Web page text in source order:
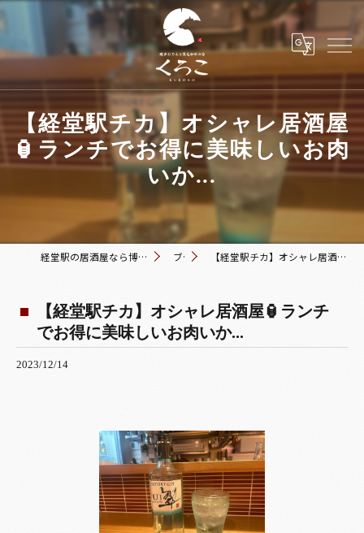
【経堂駅チカ】オシャレ居酒屋
🏮ランチでお得に美味しいお肉
いか...
経堂駅の居酒屋なら博多おでんと黒毛和牛の店 くろこ ブログ 【経堂駅チカ】オシャレ居酒屋🏮ランチでお得に美味しいお肉いか...
【経堂駅チカ】オシャレ居酒屋🏮ランチ
でお得に美味しいお肉いか...
2023/12/14